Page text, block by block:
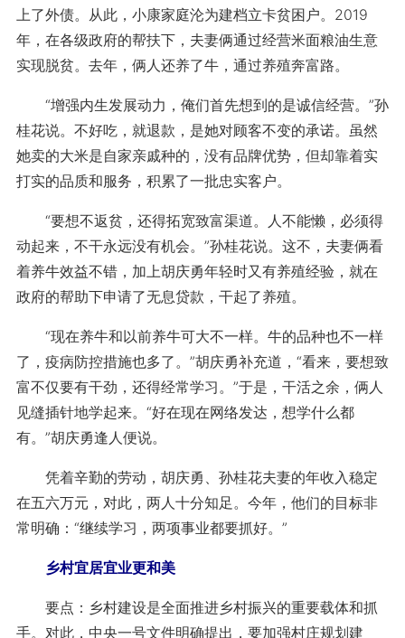
上了外债。从此，小康家庭沦为建档立卡贫困户。2019
年，在各级政府的帮扶下，夫妻俩通过经营米面粮油生意
实现脱贫。去年，俩人还养了牛，通过养殖奔富路。
“增强内生发展动力，俺们首先想到的是诚信经营。”孙
桂花说。不好吃，就退款，是她对顾客不变的承诺。虽然
她卖的大米是自家亲戚种的，没有品牌优势，但却靠着实
打实的品质和服务，积累了一批忠实客户。
“要想不返贫，还得拓宽致富渠道。人不能懒，必须得
动起来，不干永远没有机会。”孙桂花说。这不，夫妻俩看
着养牛效益不错，加上胡庆勇年轻时又有养殖经验，就在
政府的帮助下申请了无息贷款，干起了养殖。
“现在养牛和以前养牛可大不一样。牛的品种也不一样
了，疫病防控措施也多了。”胡庆勇补充道，“看来，要想致
富不仅要有干劲，还得经常学习。”于是，干活之余，俩人
见缝插针地学起来。“好在现在网络发达，想学什么都
有。”胡庆勇逢人便说。
凭着辛勤的劳动，胡庆勇、孙桂花夫妻的年收入稳定
在五六万元，对此，两人十分知足。今年，他们的目标非
常明确：“继续学习，两项事业都要抓好。”
乡村宜居宜业更和美
要点：乡村建设是全面推进乡村振兴的重要载体和抓
手。对此，中央一号文件明确提出，要加强村庄规划建